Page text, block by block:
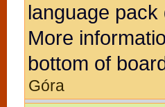
language
More
bottom of
Góra